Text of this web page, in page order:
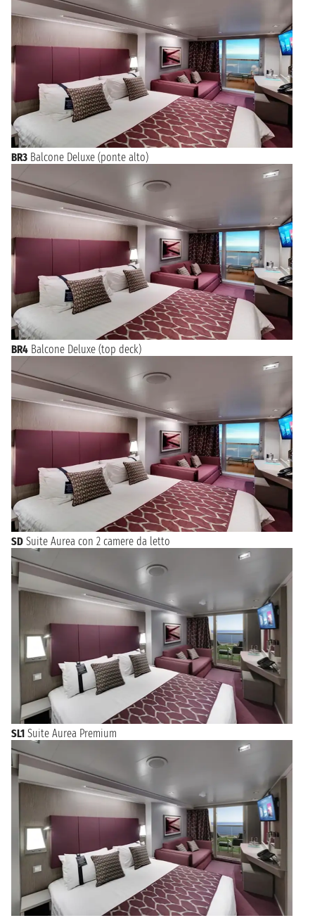
BR3 Balcone Deluxe (ponte alto)
BR4 Balcone Deluxe (top deck)
SD Suite Aurea con 2 camere da letto
SL1 Suite Aurea Premium